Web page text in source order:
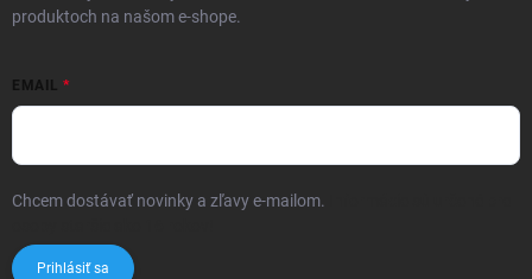
produktoch na našom e-shope.
EMAIL
Chcem dostávať novinky a zľavy e-mailom.
Prihlásiť sa